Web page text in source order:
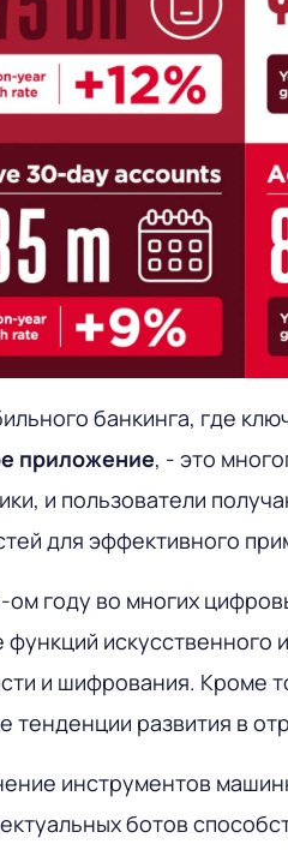
банкинга, где
приложение, - это
и пользователи
для эффективного
ом году во многих
искусственного
и шифрования. Кроме
тенденции развития в
инструментов
ботов